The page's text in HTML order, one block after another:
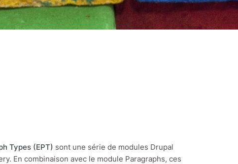
Types (EPT) sont une série de modules Drupal
En combinaison avec le module Paragraphs, ces